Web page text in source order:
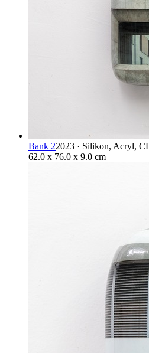
Bank 22023 · Silikon, Acryl,
62.0 x 76.0 x 9.0 cm